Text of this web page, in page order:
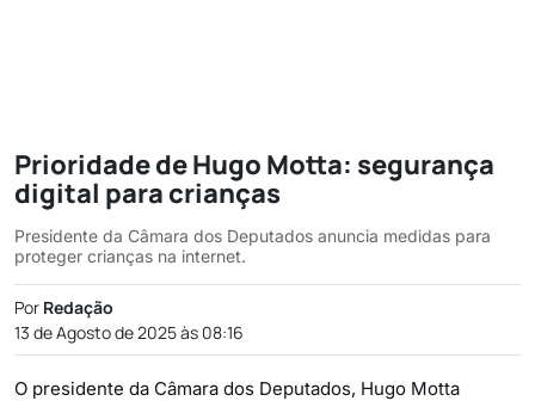
Prioridade de Hugo Motta: segurança
digital para crianças
Presidente da Câmara dos Deputados anuncia medidas para
proteger crianças na internet.
Por Redação
13 de Agosto de 2025 às 08:16
O presidente da Câmara dos Deputados, Hugo Motta